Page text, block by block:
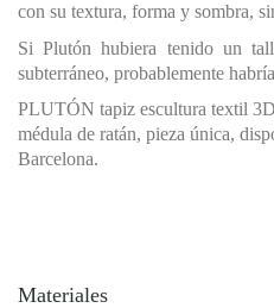
con su textura, forma y sombra,
Si Plutón hubiera tenido un
subterráneo, probablemente
PLUTÓN tapiz escultura textil
médula de ratán, pieza única,
Barcelona.
Materiales